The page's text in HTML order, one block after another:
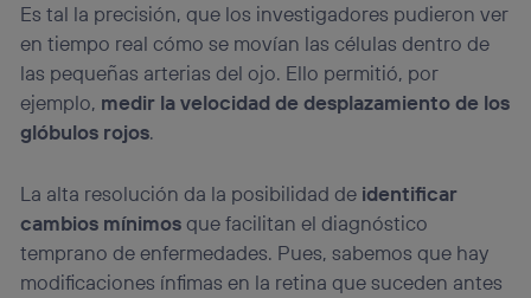
Es tal la precisión, que los investigadores pudieron ver
en tiempo real cómo se movían las células dentro de
las pequeñas arterias del ojo. Ello permitió, por
ejemplo, medir la velocidad de desplazamiento de los
glóbulos rojos.
La alta resolución da la posibilidad de identificar
cambios mínimosque facilitan el diagnóstico
temprano de enfermedades. Pues, sabemos que hay
modificaciones ínfimas en la retina que suceden antes
personalizado, ya que se basará únicamente en la
navegación del usuario del móvil.
Puedes gestionar los consentimientos Utiq seleccionando
“Administrar Utiq” en la parte inferior de esta página web o
visitando el portal de privacidad de Utiq
(“consenthub”)